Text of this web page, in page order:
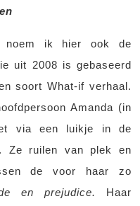
noem ik hier ook de
uit 2008 is gebaseerd
soort What-if verhaal.
Amanda (in
via een luikje in de
Ze ruilen van plek en
de voor haar zo
en prejudice.
Haar